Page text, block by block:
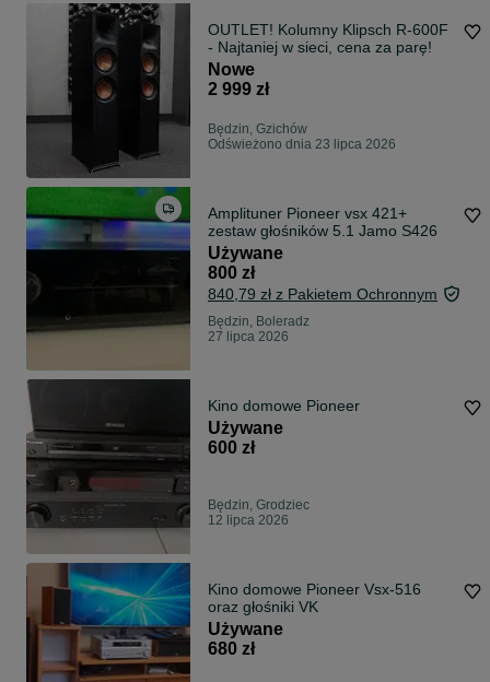
OUTLET! Kolumny Klipsch R-600F
- Najtaniej w sieci, cena za parę!
Nowe
2 999 zł
Będzin, Gzichów
Odświeżono dnia 23 lipca 2026
Amplituner Pioneer vsx 421+
zestaw głośników 5.1 Jamo S426
Używane
800 zł
840,79 zł z Pakietem Ochronnym
Będzin, Boleradz
27 lipca 2026
Kino domowe Pioneer
Używane
600 zł
Będzin, Grodziec
12 lipca 2026
Kino domowe Pioneer Vsx-516
oraz głośniki VK
Używane
680 zł